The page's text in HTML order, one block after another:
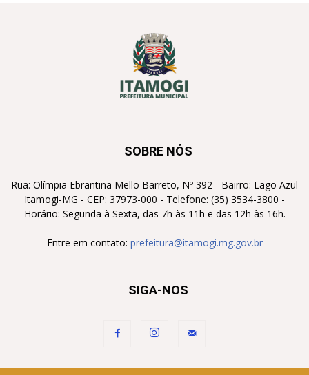
SOBRE NÓS
Rua: Olímpia Ebrantina Mello Barreto, Nº 392 - Bairro: Lago Azul
Itamogi-MG - CEP: 37973-000 - Telefone: (35) 3534-3800 -
Horário: Segunda à Sexta, das 7h às 11h e das 12h às 16h.
Entre em contato: prefeitura@itamogi.mg.gov.br
SIGA-NOS